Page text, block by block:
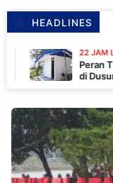
HEADLINES
22 JAM LALU
Peran TNI AD
di Dusun Serapu